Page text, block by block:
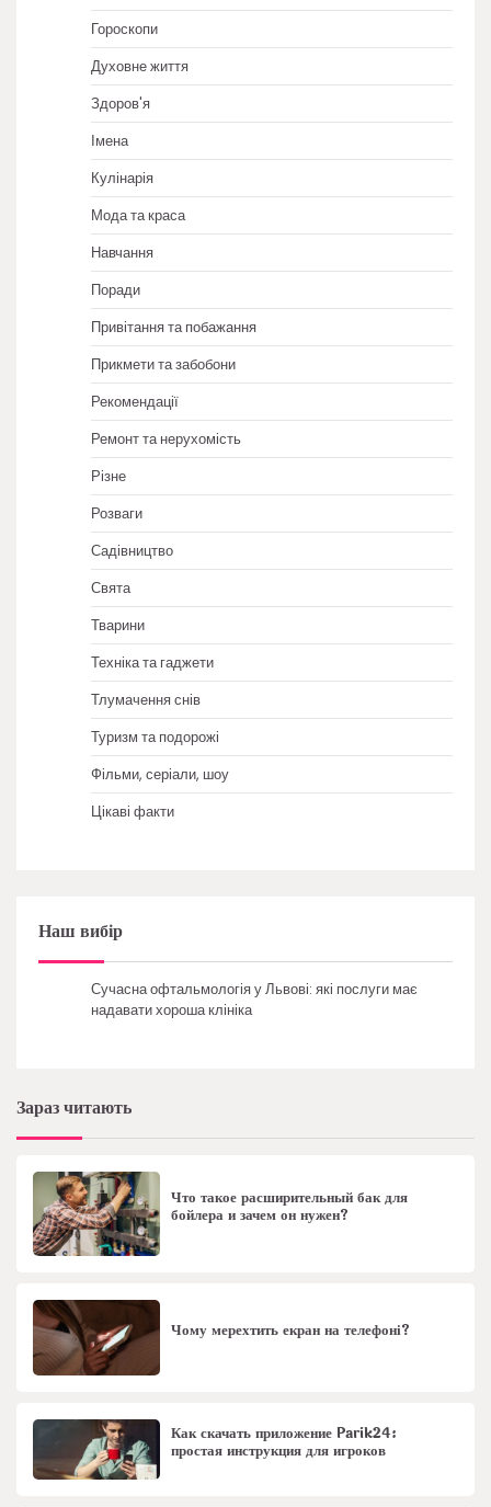
Гороскопи
Духовне життя
Здоров'я
Імена
Кулінарія
Мода та краса
Навчання
Поради
Привітання та побажання
Прикмети та забобони
Рекомендації
Ремонт та нерухомість
Різне
Розваги
Садівництво
Свята
Тварини
Техніка та гаджети
Тлумачення снів
Туризм та подорожі
Фільми, серіали, шоу
Цікаві факти
Наш вибір
Сучасна офтальмологія у Львові: які послуги має
надавати хороша клініка
Зараз читають
Что такое расширительный бак для
бойлера и зачем он нужен?
Чому мерехтить екран на телефоні?
Как скачать приложение Parik24:
простая инструкция для игроков